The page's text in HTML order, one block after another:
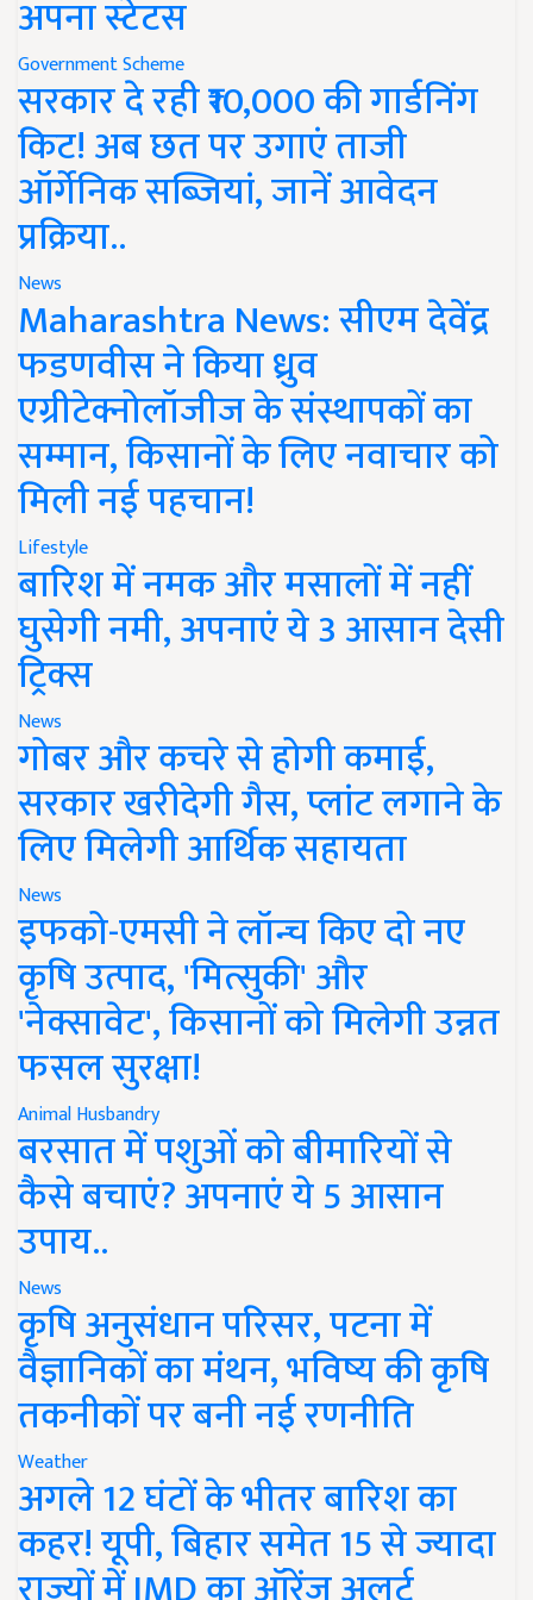
अपना स्टेटस
Government Scheme
सरकार दे रही ₹10,000 की गार्डनिंग
किट! अब छत पर उगाएं ताजी
ऑर्गेनिक सब्जियां, जानें आवेदन
प्रक्रिया..
News
Maharashtra News: सीएम देवेंद्र
फडणवीस ने किया ध्रुव
एग्रीटेक्नोलॉजीज के संस्थापकों का
सम्मान, किसानों के लिए नवाचार को
मिली नई पहचान!
Lifestyle
बारिश में नमक और मसालों में नहीं
घुसेगी नमी, अपनाएं ये 3 आसान देसी
ट्रिक्स
News
गोबर और कचरे से होगी कमाई,
सरकार खरीदेगी गैस, प्लांट लगाने के
लिए मिलेगी आर्थिक सहायता
News
इफको-एमसी ने लॉन्च किए दो नए
कृषि उत्पाद, 'मित्सुकी' और
'नेक्सावेट', किसानों को मिलेगी उन्नत
फसल सुरक्षा!
Animal Husbandry
बरसात में पशुओं को बीमारियों से
कैसे बचाएं? अपनाएं ये 5 आसान
उपाय..
News
कृषि अनुसंधान परिसर, पटना में
वैज्ञानिकों का मंथन, भविष्य की कृषि
तकनीकों पर बनी नई रणनीति
Weather
अगले 12 घंटों के भीतर बारिश का
कहर! यूपी, बिहार समेत 15 से ज्यादा